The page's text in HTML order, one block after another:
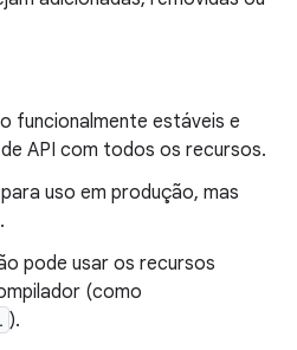
funcionalmente estáveis e
API com todos os recursos.
uso em produção, mas
pode usar os recursos
(como
).